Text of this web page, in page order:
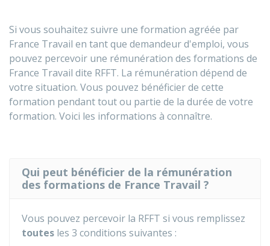
Si vous souhaitez suivre une formation agréée par
France Travail en tant que demandeur d'emploi, vous
pouvez percevoir une rémunération des formations de
France Travail dite RFFT. La rémunération dépend de
votre situation. Vous pouvez bénéficier de cette
formation pendant tout ou partie de la durée de votre
formation. Voici les informations à connaître.
Qui peut bénéficier de la rémunération
des formations de France Travail ?
Vous pouvez percevoir la RFFT si vous remplissez
toutes les 3 conditions suivantes :